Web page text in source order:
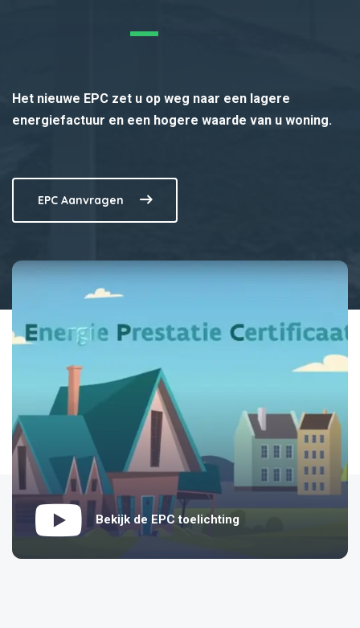
Het nieuwe EPC zet u op weg naar een lagere
energiefactuur en een hogere waarde van u woning.
EPC Aanvragen
Bekijk de EPC toelichting